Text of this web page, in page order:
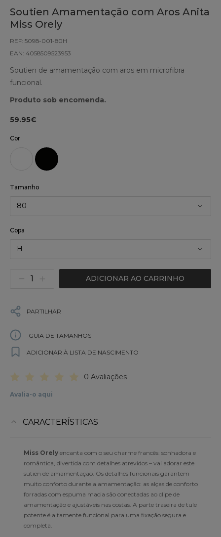
Soutien Amamentação com Aros Anita
Miss Orely
REF: 5098-001-80H
EAN: 4058509523953
Soutien de amamentação com aros em microfibra
funcional.
Produto sob encomenda.
59.95€
Cor
Tamanho
80
Copa
H
ADICIONAR AO CARRINHO
PARTILHAR
GUIA DE TAMANHOS
ADICIONAR À LISTA DE NASCIMENTO
0 Avaliações
Avalia-o aqui
CARACTERÍSTICAS
Miss Orely encanta com o seu charme francês: sonhadora e
romântica, divertida com detalhes atrevidos – vai adorar este
sutien de amamentação. Os detalhes funcionais garantem
muito conforto durante a amamentação: as alças de conforto
forradas com espuma macia são conectadas ao clipe de
amamentação e ajustáveis nas costas. A parte traseira de tule
potente é altamente funcional para uma fixação segura e
completa.